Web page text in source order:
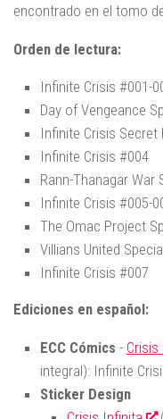
encontrado en el tomo
Orden de lectura:
Infinite Crisis #001-
Day of Vengeance
Infinite Crisis Secret
Infinite Crisis #004
Rann-Thanagar War
Infinite Crisis #005-
The Omac Project
Villians United
Infinite Crisis #007
Ediciones en español:
ECC Cómics -
integral): Infinite
Sticker Design